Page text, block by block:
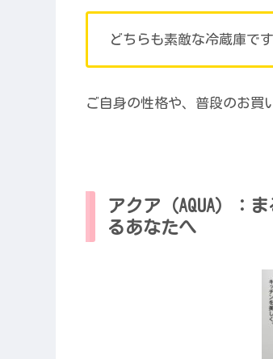
どちらも素敵な冷蔵庫で
ご自身の性格や、普段のお買
アクア（AQUA）：
るあなたへ